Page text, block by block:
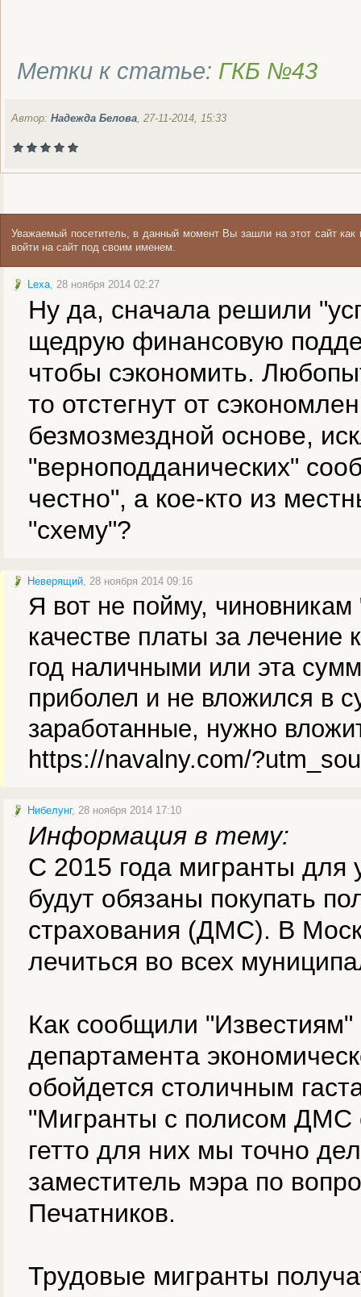
Метки к статье: ГКБ №43
Автор: Надежда Белова , 27-11-2014, 15:33
Уважаемый посетитель, в данный момент Вы зашли на этот сайт
войти на сайт под своим именем.
Lexa , 28 ноября 2014 02:27
Ну да, сначала решили
щедрую финансовую
чтобы сэкономить.
то отстегнут от
безмозмездной основе,
"верноподданических"
честно", а кое-кто из
"схему"?
Неверящий , 28 ноября 2014 09:16
Я вот не пойму,
качестве платы за лечение
год наличными или эта
приболел и не вложился в
заработанные, нужно
https://navalny.com/
Нибелунг, 28 ноября 2014 17:10
Информация в тему:
С 2015 года мигранты для
будут обязаны покупать
страхования (ДМС). В
лечиться во всех
Как сообщили "Известиям"
департамента
обойдется столичным
"Мигранты с полисом ДМС
гетто для них мы точно
заместитель мэра по
Печатников.
Трудовые мигранты